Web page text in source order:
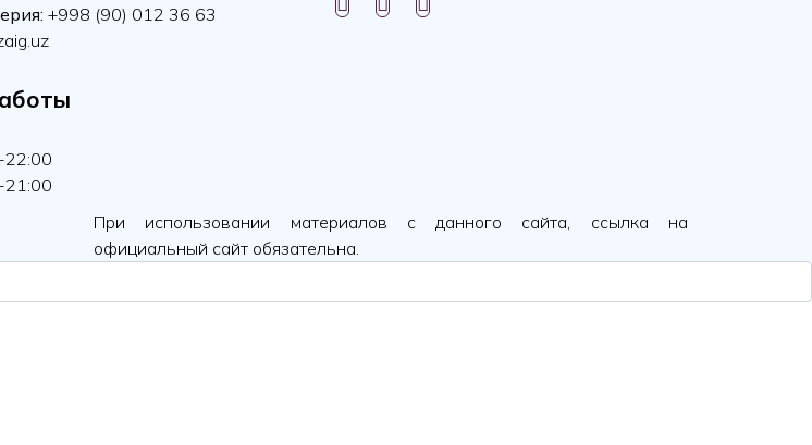
+998 (90) 012 36 63
При использовании материалов с данного сайта, ссылка на
официальный сайт обязательна.